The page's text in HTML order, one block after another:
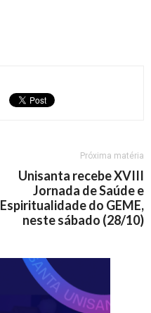
Próxima matéria
Unisanta recebe XVIII
Jornada de Saúde e
Espiritualidade do GEME,
neste sábado (28/10)